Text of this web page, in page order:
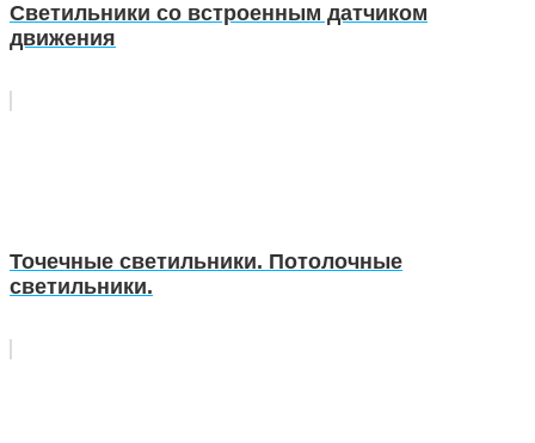
Светильники со встроенным датчиком
движения
Точечные светильники. Потолочные
светильники.